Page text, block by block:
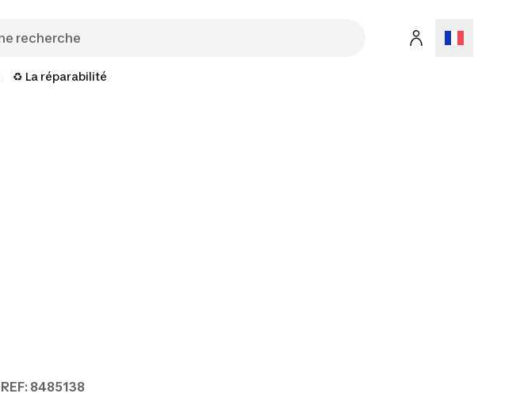
♻️ La réparabilité
REF: 8485138